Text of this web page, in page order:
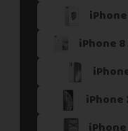
Si vous ne
Vous pouveziPhone 8
iPhone